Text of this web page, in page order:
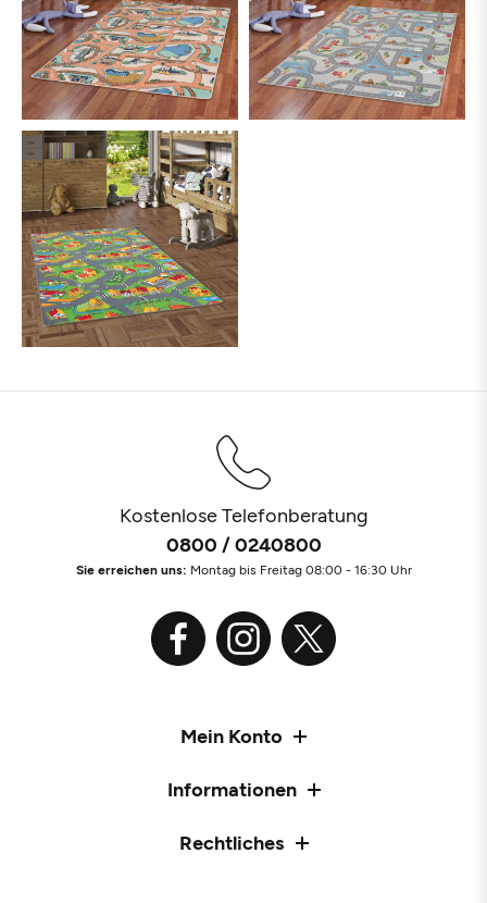
Kostenlose Telefonberatung
0800 / 0240800
Sie erreichen uns: Montag bis Freitag 08:00 - 16:30 Uhr
Mein Konto
Informationen
Rechtliches